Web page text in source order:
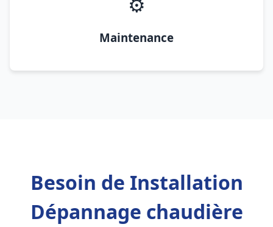
Maintenance
Besoin de Installation
Dépannage chaudière